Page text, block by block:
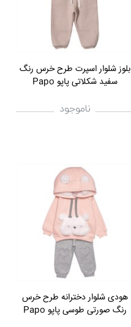
بلوز شلوار اسپرت طرح خرس رنگ
سفید شکلاتی پاپو Papo
ناموجود
هودی شلوار دخترانه طرح خرس
رنگ صورتی طوسی پاپو Papo